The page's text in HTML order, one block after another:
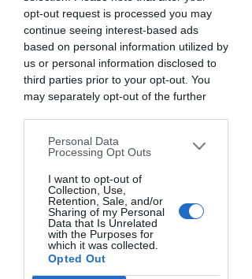
opt-out request is processed you may
continue seeing interest-based ads
based on personal information utilized by
us or personal information disclosed to
third parties prior to your opt-out. You
may separately opt-out of the further
downstream participants. This
information may also be disclosed by us
to third parties on theIAB’s List of
Downstream Participantsthat may
further disclose it to other third parties.
Personal Data
Processing Opt Outs
I want to opt-out of
Collection, Use,
Retention, Sale, and/or
Sharing of my Personal
Data that Is Unrelated
with the Purposes for
which it was collected.
Opted Out
La registrazione è stata chiusa
Scopri gli altri eventi
05 mar 2025, 19:30 – 22:30
Casale, Via Dalmazia, 64, 46037 Casale
MN, Italia
Info sull'evento
In questo corso imparerai le basi fondamentali
della Cucina di pesce